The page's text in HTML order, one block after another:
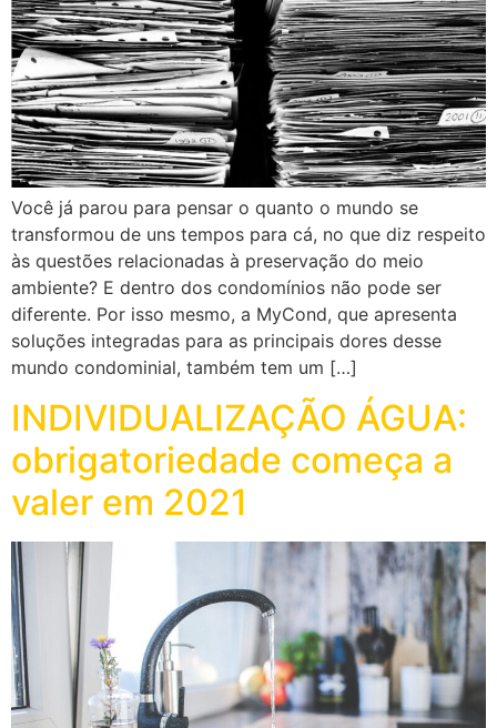
Você já parou para pensar o quanto o mundo se
transformou de uns tempos para cá, no que diz respeito
às questões relacionadas à preservação do meio
ambiente? E dentro dos condomínios não pode ser
diferente. Por isso mesmo, a MyCond, que apresenta
soluções integradas para as principais dores desse
mundo condominial, também tem um […]
INDIVIDUALIZAÇÃO ÁGUA:
obrigatoriedade começa a
valer em 2021